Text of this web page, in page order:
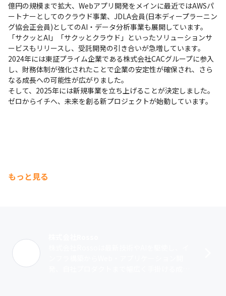
億円の規模まで拡大、Webアプリ開発をメインに最近ではAWSパ
ートナーとしてのクラウド事業、JDLA会員(日本ディープラーニン
グ協会正会員)としてのAI・データ分析事業も展開しています。
「サクッとAI」「サクッとクラウド」といったソリューションサ
ービスもリリースし、受託開発の引き合いが急増しています。
2024年には東証プライム企業である株式会社CACグループに参入
し、財務体制が強化されたことで企業の安定性が確保され、さら
なる成長への可能性が広がりました。
そして、2025年には新規事業を立ち上げることが決定しました。
ゼロからイチへ、未来を創る新プロジェクトが始動しています。
もっと見る